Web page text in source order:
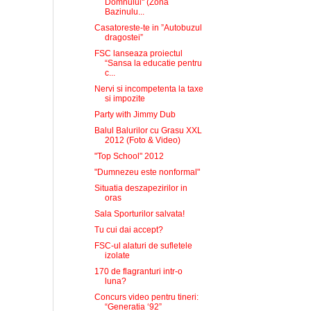
Domnului'' (Zona
Bazinulu...
Casatoreste-te in ”Autobuzul
dragostei”
FSC lanseaza proiectul
“Sansa la educatie pentru
c...
Nervi si incompetenta la taxe
si impozite
Party with Jimmy Dub
Balul Balurilor cu Grasu XXL
2012 (Foto & Video)
"Top School" 2012
"Dumnezeu este nonformal"
Situatia deszapezirilor in
oras
Sala Sporturilor salvata!
Tu cui dai accept?
FSC-ul alaturi de sufletele
izolate
170 de flagranturi intr-o
luna?
Concurs video pentru tineri:
“Generatia ‘92”